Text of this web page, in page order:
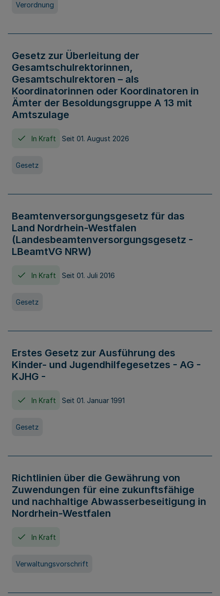
Verordnung
Gesetz zur Überleitung der
Gesamtschulrektorinnen,
Gesamtschulrektoren – als
Koordinatorinnen oder Koordinatoren in
Ämter der Besoldungsgruppe A 13 mit
Amtszulage
In Kraft Seit 01. August 2026
Gesetz
Beamtenversorgungsgesetz für das
Land Nordrhein-Westfalen
(Landesbeamtenversorgungsgesetz -
LBeamtVG NRW)
In Kraft Seit 01. Juli 2016
Gesetz
Erstes Gesetz zur Ausführung des
Kinder- und Jugendhilfegesetzes - AG -
KJHG -
In Kraft Seit 01. Januar 1991
Gesetz
Richtlinien über die Gewährung von
Zuwendungen für eine zukunftsfähige
und nachhaltige Abwasserbeseitigung in
Nordrhein-Westfalen
In Kraft
Verwaltungsvorschrift